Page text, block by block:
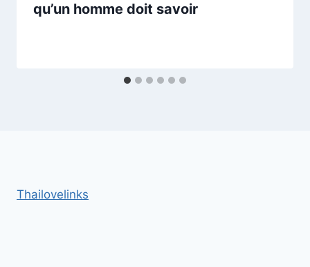
qu’un homme doit savoir
Thailovelinks